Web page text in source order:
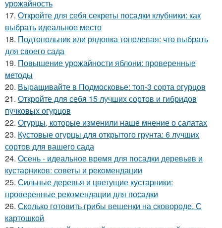
урожайность
17. Откройте для себя секреты посадки клубники: как
выбрать идеальное место
18. Подтопольник или рядовка тополевая: что выбрать
для своего сада
19. Повышение урожайности яблони: проверенные
методы
20. Выращивайте в Подмосковье: топ-3 сорта огурцов
21. Откройте для себя 15 лучших сортов и гибридов
пучковых огурцов
22. Огурцы, которые изменили наше мнение о салатах
23. Кустовые огурцы для открытого грунта: 6 лучших
сортов для вашего сада
24. Осень - идеальное время для посадки деревьев и
кустарников: советы и рекомендации
25. Сильные деревья и цветущие кустарники:
проверенные рекомендации для посадки
26. Сколько готовить грибы вешенки на сковороде. С
картошкой